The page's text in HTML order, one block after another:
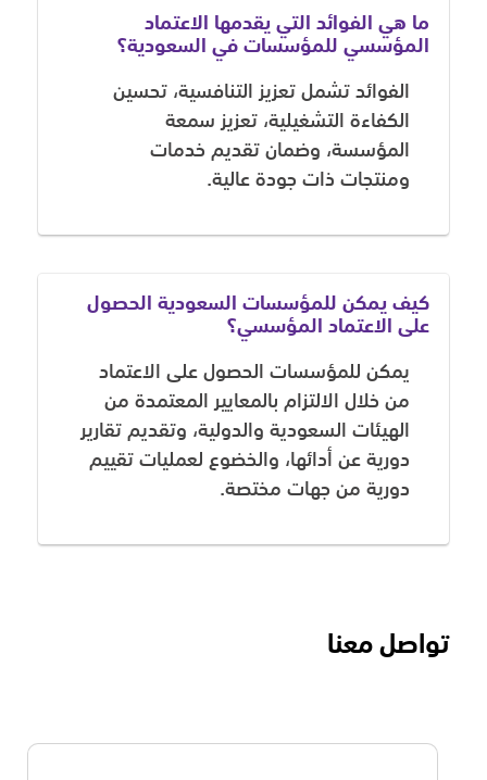
ما هي الفوائد التي يقدمها الاعتماد
المؤسسي للمؤسسات في السعودية؟
الفوائد تشمل تعزيز التنافسية، تحسين
الكفاءة التشغيلية، تعزيز سمعة
المؤسسة، وضمان تقديم خدمات
ومنتجات ذات جودة عالية.
كيف يمكن للمؤسسات السعودية الحصول
على الاعتماد المؤسسي؟
يمكن للمؤسسات الحصول على الاعتماد
من خلال الالتزام بالمعايير المعتمدة من
الهيئات السعودية والدولية، وتقديم تقارير
دورية عن أدائها، والخضوع لعمليات تقييم
دورية من جهات مختصة.
تواصل معنا